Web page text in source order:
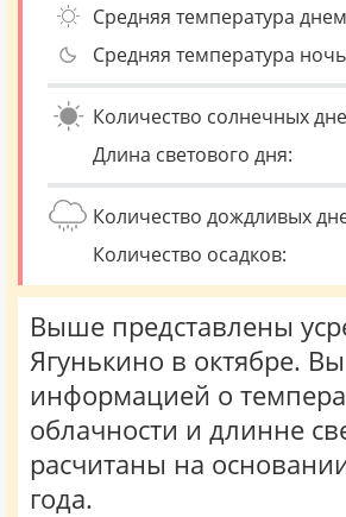
Средняя температура
Средняя температура
Количество солнечных
Длина светового дня:
Количество дождливых
Количество осадков:
Выше представлены
Ягунькино в октябре.
информацией о
облачности и длинне
расчитаны на
года.